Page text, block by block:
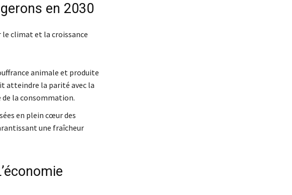
en 2030
climat et la croissance
animale et produite
atteindre la parité avec la
de la consommation.
en plein cœur des
une fraîcheur